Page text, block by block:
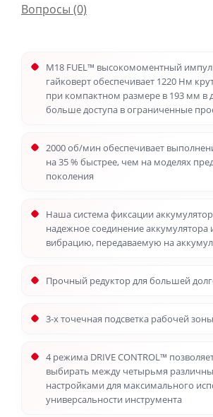
Вопросы (0)
M18 FUEL™ высокомоментный
гайковерт обеспечивает 1220 Нм
при компактном размере в 193 мм в
больше доступа в ограниченные
2000 об/мин обеспечивает
на 35 % быстрее, чем на моделях
поколения
Наша система фиксации
надежное соединение аккумулятора
вибрацию, передаваемую на
Прочный редуктор для большей
3-х точечная подсветка рабочей зоны
4 режима DRIVE CONTROL™
выбирать между четырьмя
настройками для максимального
универсальности инструмента